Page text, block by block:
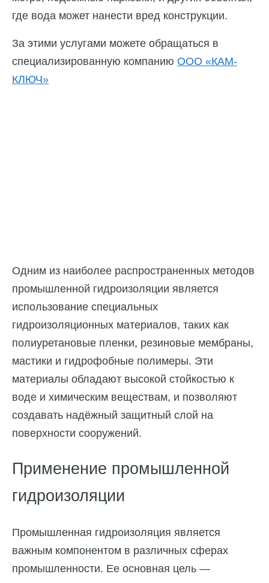
где вода может нанести вред конструкции.
За этими услугами можете обращаться в
специализированную компанию ООО «КАМ-
КЛЮЧ»
Одним из наиболее распространенных методов
промышленной гидроизоляции является
использование специальных
гидроизоляционных материалов, таких как
полиуретановые пленки, резиновые мембраны,
мастики и гидрофобные полимеры. Эти
материалы обладают высокой стойкостью к
воде и химическим веществам, и позволяют
создавать надёжный защитный слой на
поверхности сооружений.
Применение промышленной
гидроизоляции
Промышленная гидроизоляция является
важным компонентом в различных сферах
промышленности. Ее основная цель —